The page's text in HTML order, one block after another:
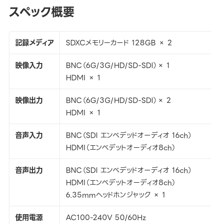
スペック概要
記録メディア
SDXCメモリーカード 128GB × 2
映像入力
BNC（6G/3G/HD/SD-SDI）× 1
HDMI × 1
映像出力
BNC（6G/3G/HD/SD-SDI）× 2
HDMI × 1
音声入力
BNC（SDI エンベデッドオーディオ 16ch）
HDMI（エンベデットオーディオ8ch）
音声出力
BNC（SDI エンベデッドオーディオ 16ch）
HDMI（エンベデットオーディオ8ch）
6.35mmヘッドホンジャック × 1
使用電源
AC100-240V 50/60Hz